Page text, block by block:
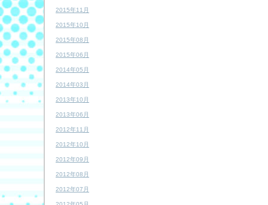
2015年11月
2015年10月
2015年08月
2015年06月
2014年05月
2014年03月
2013年10月
2013年06月
2012年11月
2012年10月
2012年09月
2012年08月
2012年07月